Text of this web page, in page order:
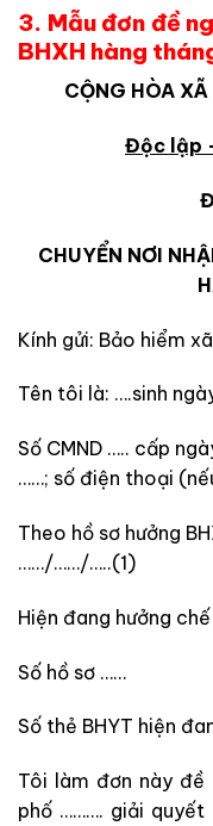
3. Mẫu đơn đề
BHXH hàng
CỘNG HÒA
Độc lập
CHUYỂN NƠI
Kính gửi: Bảo hiểm
Tên tôi là: ….sinh
Số CMND ….. cấp
……; số điện thoại
Theo hồ sơ hưởng
……/……/…..(1)
Hiện đang hưởng
Số hồ sơ ……
Số thẻ BHYT hiện
Tôi làm đơn này đề
phố ………. giải quyết